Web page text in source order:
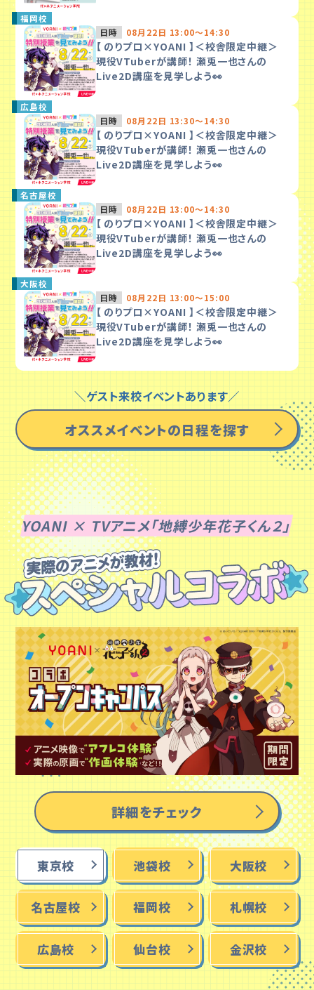
福岡校
日時
08月22日 13:00～14:30
【 のりプロ×YOANI 】＜校舎限定中継＞
現役VTuberが講師！ 瀬兎一也さんの
Live2D講座を見学しよう👀
広島校
日時
08月22日 13:30～14:30
【 のりプロ×YOANI 】＜校舎限定中継＞
現役VTuberが講師！ 瀬兎一也さんの
Live2D講座を見学しよう👀
名古屋校
日時
08月22日 13:00～14:30
【 のりプロ×YOANI 】＜校舎限定中継＞
現役VTuberが講師！ 瀬兎一也さんの
Live2D講座を見学しよう👀
大阪校
日時
08月22日 13:00～15:00
【 のりプロ×YOANI 】＜校舎限定中継＞
現役VTuberが講師！ 瀬兎一也さんの
Live2D講座を見学しよう👀
＼ゲスト来校イベントあります／
オススメイベントの日程を探す
YOANI × TVアニメ「地縛少年花子くん２」
詳細をチェック
東京校 池袋校 大阪校
名古屋校 福岡校 札幌校
広島校 仙台校 金沢校